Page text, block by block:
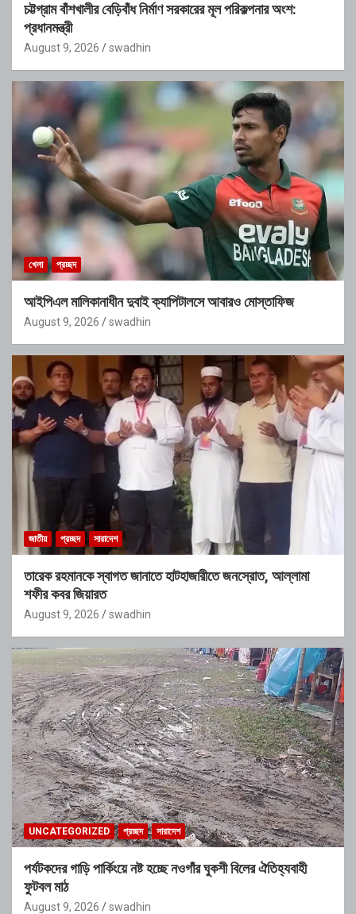
চট্টগ্রাম বাঁশখালীর বেড়িবাঁধ নির্মাণ সরকারের মূল পরিকল্পনার অংশ:
প্রধানমন্ত্রী
August 9, 2026 swadhin
খেলা প্রচ্ছদ
আইপিএল মালিকানাধীন দুবাই ক্যাপিটালসে আবারও মোস্তাফিজ
August 9, 2026 swadhin
জাতীয় প্রচ্ছদ সারাদেশ
তারেক রহমানকে স্বাগত জানাতে হাটহাজারীতে জনস্রোত, আল্লামা
শফীর কবর জিয়ারত
August 9, 2026 swadhin
UNCATEGORIZED প্রচ্ছদ সারাদেশ
পর্যটকদের গাড়ি পার্কিংয়ে নষ্ট হচ্ছে নওগাঁর ঘুকশী বিলের ঐতিহ্যবাহী
ফুটবল মাঠ
August 9, 2026 swadhin